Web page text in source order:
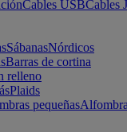
Cables USBCables
SábanasNórdicos
Barras de cortina
relleno
Plaids
pequeñas